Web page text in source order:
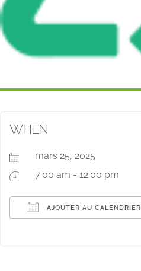
WHEN
mars 25, 2025
7:00 am - 12:00 pm
AJOUTER AU CALENDRIER